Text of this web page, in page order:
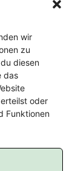
wir
zu
diesen
das
oder
Funktionen